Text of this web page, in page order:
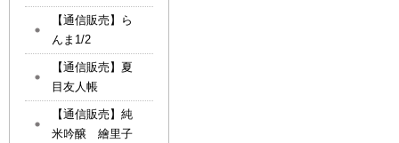
【通信販売】ら
んま1/2
【通信販売】夏
目友人帳
【通信販売】純
米吟醸 繪里子